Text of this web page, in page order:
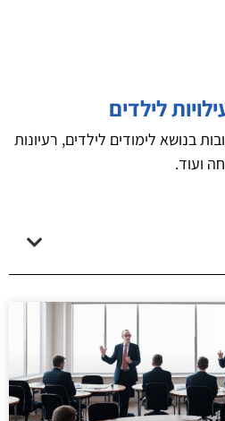
לילדים
בנושא לימודים לילדים, רעיונות
ועוד.